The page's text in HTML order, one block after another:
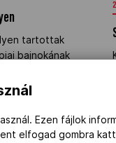
tartottak
bajnokának
Ezen fájlok
elfogad gombra